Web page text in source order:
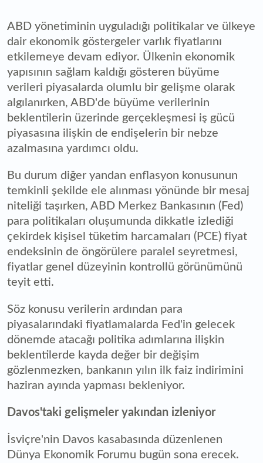
ABD yönetiminin uyguladığı politikalar ve ülkeye
dair ekonomik göstergeler varlık fiyatlarını
etkilemeye devam ediyor. Ülkenin ekonomik
yapısının sağlam kaldığı gösteren büyüme
verileri piyasalarda olumlu bir gelişme olarak
algılanırken, ABD'de büyüme verilerinin
beklentilerin üzerinde gerçekleşmesi iş gücü
piyasasına ilişkin de endişelerin bir nebze
azalmasına yardımcı oldu.
Bu durum diğer yandan enflasyon konusunun
temkinli şekilde ele alınması yönünde bir mesaj
niteliği taşırken, ABD Merkez Bankasının (Fed)
para politikaları oluşumunda dikkatle izlediği
çekirdek kişisel tüketim harcamaları (PCE) fiyat
endeksinin de öngörülere paralel seyretmesi,
fiyatlar genel düzeyinin kontrollü görünümünü
teyit etti.
Söz konusu verilerin ardından para
piyasalarındaki fiyatlamalarda Fed'in gelecek
dönemde atacağı politika adımlarına ilişkin
beklentilerde kayda değer bir değişim
gözlenmezken, bankanın yılın ilk faiz indirimini
haziran ayında yapması bekleniyor.
Davos'taki gelişmeler yakından izleniyor
İsviçre'nin Davos kasabasında düzenlenen
Dünya Ekonomik Forumu bugün sona erecek.